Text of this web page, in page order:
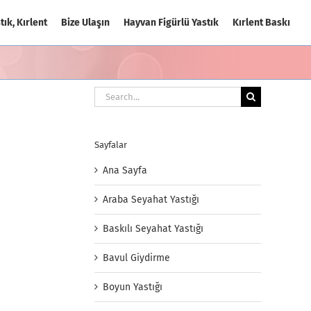
Kırlent Bize Ulaşın Hayvan Figürlü Yastık Kırlent Baskı
Search
for:
Sayfalar
Ana Sayfa
Araba Seyahat Yastığı
Baskılı Seyahat Yastığı
Bavul Giydirme
Boyun Yastığı